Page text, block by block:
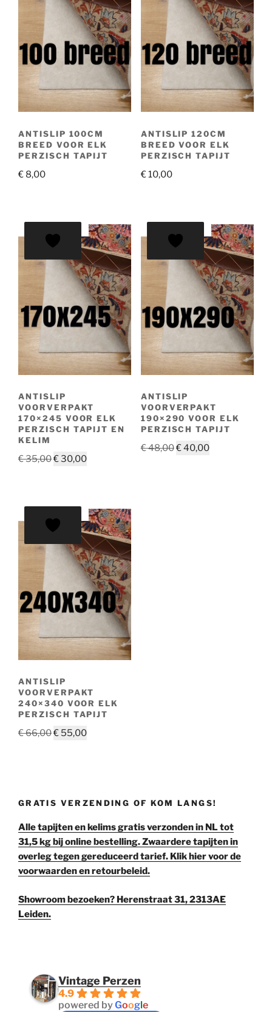
ANTISLIP 100CM
BREED VOOR ELK
PERZISCH TAPIJT
€ 8,00
ANTISLIP 120CM
BREED VOOR ELK
PERZISCH TAPIJT
€10,00
AANBIEDING!
ANTISLIP
VOORVERPAKT
170×245 VOOR ELK
PERZISCH TAPIJT EN
KELIM
€35,00Oorspronkelijke
€30,00Huidige
AANBIEDING!
ANTISLIP
VOORVERPAKT
190×290 VOOR ELK
PERZISCH TAPIJT
€48,00Oorspronkelijke
€40,00Huidige
ANTISLIP
VOORVERPAKT
240×340 VOOR ELK
PERZISCH TAPIJT
€66,00Oorspronkelijke
€ 55,00Huidige
GRATIS VERZENDING OF KOM LANGS!
Alle tapijten en kelims gratis verzonden in NL tot
31,5 kg bij online bestelling. Zwaardere tapijten in
overleg tegen gereduceerd tarief. Klik hier voor de
voorwaarden en retourbeleid.
Showroom bezoeken? Herenstraat 31, 2313AE
Leiden.
Vintage Perzen
4.9
powered byGoogle